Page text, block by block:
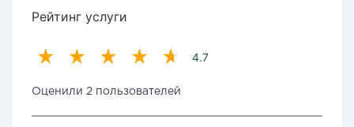
Рейтинг услуги
4.7
Оценили 2 пользователей